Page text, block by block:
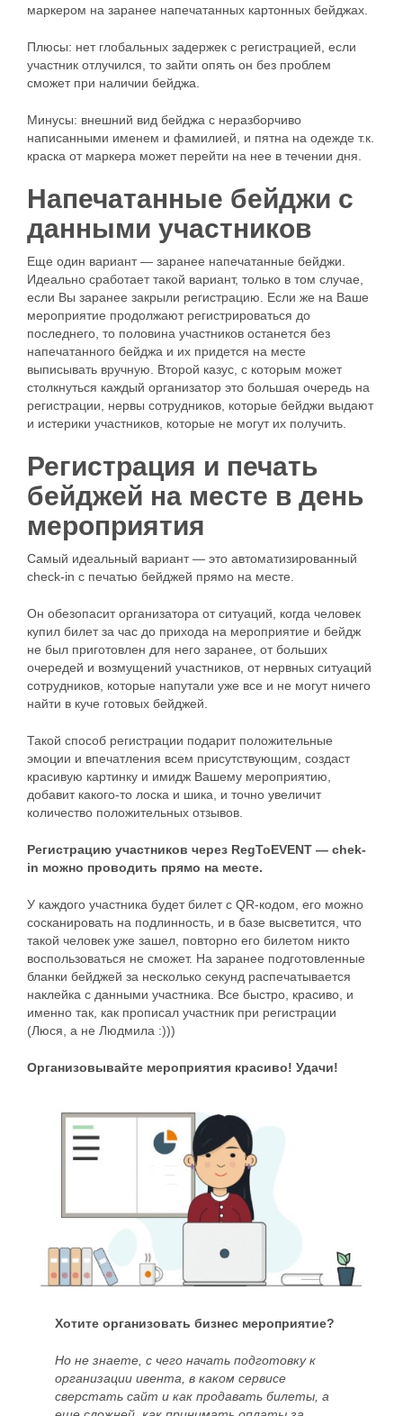
маркером на заранее напечатанных картонных бейджах.
Плюсы: нет глобальных задержек с регистрацией, если
участник отлучился, то зайти опять он без проблем
сможет при наличии бейджа.
Минусы: внешний вид бейджа с неразборчиво
написанными именем и фамилией, и пятна на одежде т.к.
краска от маркера может перейти на нее в течении дня.
Напечатанные бейджи с
данными участников
Еще один вариант — заранее напечатанные бейджи.
Идеально сработает такой вариант, только в том случае,
если Вы заранее закрыли регистрацию. Если же на Ваше
мероприятие продолжают регистрироваться до
последнего, то половина участников останется без
напечатанного бейджа и их придется на месте
выписывать вручную. Второй казус, с которым может
столкнуться каждый организатор это большая очередь на
регистрации, нервы сотрудников, которые бейджи выдают
и истерики участников, которые не могут их получить.
Регистрация и печать
бейджей на месте в день
мероприятия
Самый идеальный вариант — это автоматизированный
check-in с печатью бейджей прямо на месте.
Он обезопасит организатора от ситуаций, когда человек
купил билет за час до прихода на мероприятие и бейдж
не был приготовлен для него заранее, от больших
очередей и возмущений участников, от нервных ситуаций
сотрудников, которые напутали уже все и не могут ничего
найти в куче готовых бейджей.
Такой способ регистрации подарит положительные
эмоции и впечатления всем присутствующим, создаст
красивую картинку и имидж Вашему мероприятию,
добавит какого-то лоска и шика, и точно увеличит
количество положительных отзывов.
Регистрацию участников через RegToEVENT — chek-
in можно проводить прямо на месте.
У каждого участника будет билет с QR-кодом, его можно
сосканировать на подлинность, и в базе высветится, что
такой человек уже зашел, повторно его билетом никто
воспользоваться не сможет. На заранее подготовленные
бланки бейджей за несколько секунд распечатывается
наклейка с данными участника. Все быстро, красиво, и
именно так, как прописал участник при регистрации
(Люся, а не Людмила :)))
Организовывайте мероприятия красиво! Удачи!
Хотите организовать бизнес мероприятие?
Но не знаете, с чего начать подготовку к
организации ивента, в каком сервисе
сверстать сайт и как продавать билеты, а